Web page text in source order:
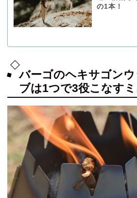
の1本！
バーゴのヘキサゴン
ブは1つで3役こなす